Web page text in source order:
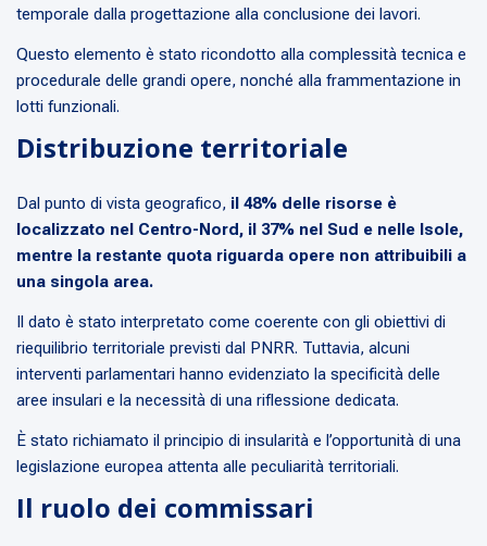
temporale dalla progettazione alla conclusione dei lavori.
Questo elemento è stato ricondotto alla complessità tecnica e
procedurale delle grandi opere, nonché alla frammentazione in
lotti funzionali.
Distribuzione territoriale
Dal punto di vista geografico, il 48% delle risorse è
localizzato nel Centro-Nord, il 37% nel Sud e nelle Isole,
mentre la restante quota riguarda opere non attribuibili a
una singola area.
Il dato è stato interpretato come coerente con gli obiettivi di
riequilibrio territoriale previsti dal PNRR. Tuttavia, alcuni
interventi parlamentari hanno evidenziato la specificità delle
aree insulari e la necessità di una riflessione dedicata.
È stato richiamato il principio di insularità e l’opportunità di una
legislazione europea attenta alle peculiarità territoriali.
Il ruolo dei commissari